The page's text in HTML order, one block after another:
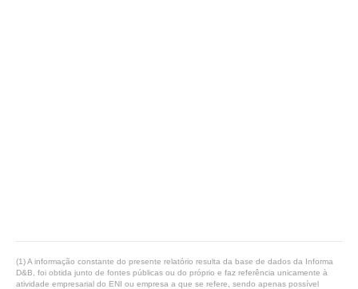
(1) A informação constante do presente relatório resulta da base de dados da Informa
D&B, foi obtida junto de fontes públicas ou do próprio e faz referência unicamente à
atividade empresarial do ENI ou empresa a que se refere, sendo apenas possível